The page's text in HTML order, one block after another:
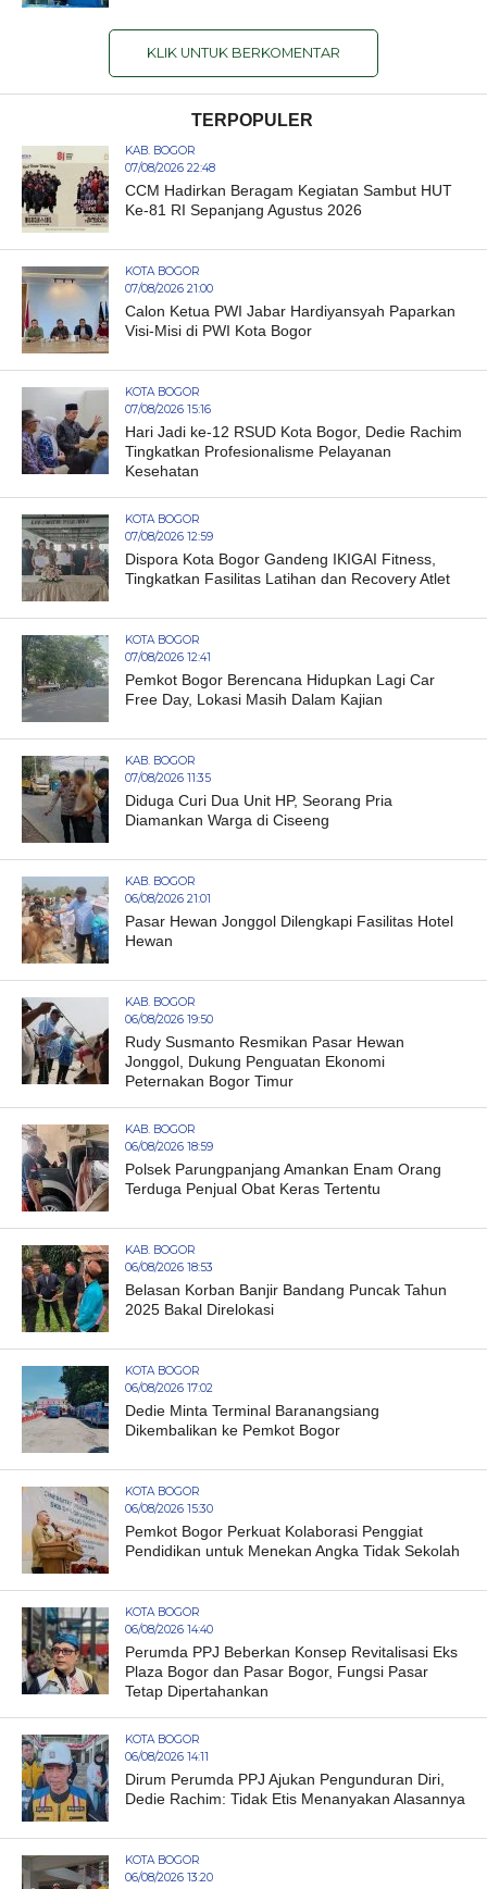
KLIK UNTUK BERKOMENTAR
TERPOPULER
KAB. BOGOR
07/08/2026 22:48
CCM Hadirkan Beragam Kegiatan Sambut HUT
Ke-81 RI Sepanjang Agustus 2026
KOTA BOGOR
07/08/2026 21:00
Calon Ketua PWI Jabar Hardiyansyah Paparkan
Visi-Misi di PWI Kota Bogor
KOTA BOGOR
07/08/2026 15:16
Hari Jadi ke-12 RSUD Kota Bogor, Dedie Rachim
Tingkatkan Profesionalisme Pelayanan
Kesehatan
KOTA BOGOR
07/08/2026 12:59
Dispora Kota Bogor Gandeng IKIGAI Fitness,
Tingkatkan Fasilitas Latihan dan Recovery Atlet
KOTA BOGOR
07/08/2026 12:41
Pemkot Bogor Berencana Hidupkan Lagi Car
Free Day, Lokasi Masih Dalam Kajian
KAB. BOGOR
07/08/2026 11:35
Diduga Curi Dua Unit HP, Seorang Pria
Diamankan Warga di Ciseeng
KAB. BOGOR
06/08/2026 21:01
Pasar Hewan Jonggol Dilengkapi Fasilitas Hotel
Hewan
KAB. BOGOR
06/08/2026 19:50
Rudy Susmanto Resmikan Pasar Hewan
Jonggol, Dukung Penguatan Ekonomi
Peternakan Bogor Timur
KAB. BOGOR
06/08/2026 18:59
Polsek Parungpanjang Amankan Enam Orang
Terduga Penjual Obat Keras Tertentu
KAB. BOGOR
06/08/2026 18:53
Belasan Korban Banjir Bandang Puncak Tahun
2025 Bakal Direlokasi
KOTA BOGOR
06/08/2026 17:02
Dedie Minta Terminal Baranangsiang
Dikembalikan ke Pemkot Bogor
KOTA BOGOR
06/08/2026 15:30
Pemkot Bogor Perkuat Kolaborasi Penggiat
Pendidikan untuk Menekan Angka Tidak Sekolah
KOTA BOGOR
06/08/2026 14:40
Perumda PPJ Beberkan Konsep Revitalisasi Eks
Plaza Bogor dan Pasar Bogor, Fungsi Pasar
Tetap Dipertahankan
KOTA BOGOR
06/08/2026 14:11
Dirum Perumda PPJ Ajukan Pengunduran Diri,
Dedie Rachim: Tidak Etis Menanyakan Alasannya
KOTA BOGOR
06/08/2026 13:20